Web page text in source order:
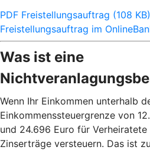
PDF Freistellungsauftrag (108 KB)
Freistellungsauftrag im
Was ist eine
Wenn Ihr Einkommen unterhalb
Einkommenssteuergrenze von
und 24.696 Euro für
Zinserträge versteuern. Das ist